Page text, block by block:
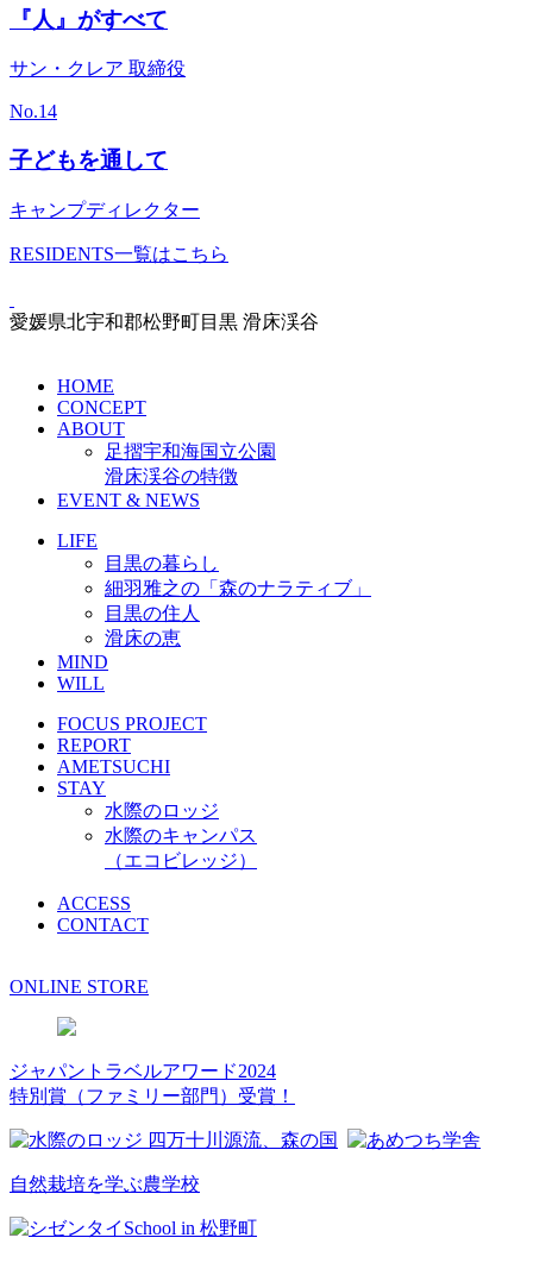
『人』がすべて
サン・クレア 取締役
No.14
子どもを通して
キャンプディレクター
RESIDENTS一覧はこちら
愛媛県北宇和郡松野町目黒 滑床渓谷
HOME
CONCEPT
ABOUT
足摺宇和海国立公園
滑床渓谷の特徴
EVENT & NEWS
LIFE
目黒の暮らし
細羽雅之の「森のナラティブ」
目黒の住人
滑床の恵
MIND
WILL
FOCUS PROJECT
REPORT
AMETSUCHI
STAY
水際のロッジ
水際のキャンパス
（エコビレッジ）
ACCESS
CONTACT
ONLINE STORE
ジャパントラベルアワード2024
特別賞（ファミリー部門）受賞！
自然栽培を学ぶ農学校